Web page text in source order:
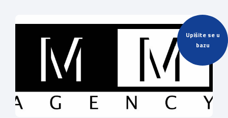
Upišite se u
bazu
i piknik, sve kreće od 59€.Nazovite nas na 0996605600 ili
provjerite sve na našem web-u
https://vintageexperience.eu/.Veselimo se vidjeti vas.
Email: vintageopatija@gmail.comBroj telefona: […]